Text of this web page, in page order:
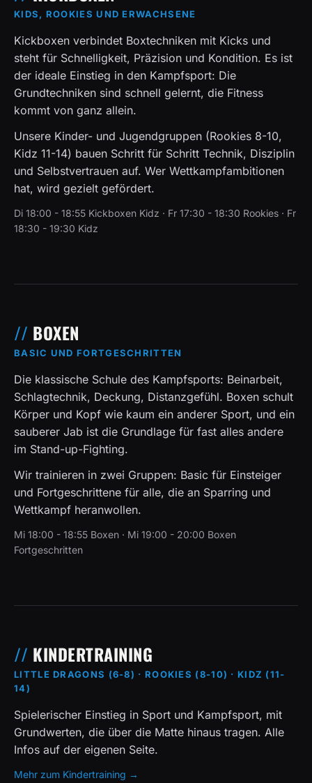
KIDS, ROOKIES UND ERWACHSENE
Kickboxen verbindet Boxtechniken mit Kicks und
steht für Schnelligkeit, Präzision und Kondition. Es ist
der ideale Einstieg in den Kampfsport: Die
Grundtechniken sind schnell gelernt, die Fitness
kommt von ganz allein.
Unsere Kinder- und Jugendgruppen (Rookies 8-10,
Kidz 11-14) bauen Schritt für Schritt Technik, Disziplin
und Selbstvertrauen auf. Wer Wettkampfambitionen
hat, wird gezielt gefördert.
Di 18:00 - 18:55 Kickboxen Kidz · Fr 17:30 - 18:30 Rookies · Fr
18:30 - 19:30 Kidz
BOXEN
BASIC UND FORTGESCHRITTEN
Die klassische Schule des Kampfsports: Beinarbeit,
Schlagtechnik, Deckung, Distanzgefühl. Boxen schult
Körper und Kopf wie kaum ein anderer Sport, und ein
sauberer Jab ist die Grundlage für fast alles andere
im Stand-up-Fighting.
Wir trainieren in zwei Gruppen: Basic für Einsteiger
und Fortgeschrittene für alle, die an Sparring und
Wettkampf heranwollen.
Mi 18:00 - 18:55 Boxen · Mi 19:00 - 20:00 Boxen
Fortgeschritten
KINDERTRAINING
LITTLE DRAGONS (6-8) · ROOKIES (8-10) · KIDZ (11-
14)
Spielerischer Einstieg in Sport und Kampfsport, mit
Grundwerten, die über die Matte hinaus tragen. Alle
Infos auf der eigenen Seite.
Mehr zum Kindertraining →